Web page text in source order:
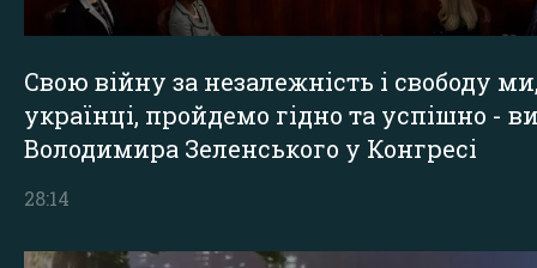
Свою війну за незалежність і свободу
українці, пройдемо гідно та успішно -
Володимира Зеленського у Конгресі
28:14